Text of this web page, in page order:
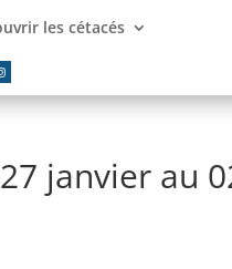
les cétacés
janvier au